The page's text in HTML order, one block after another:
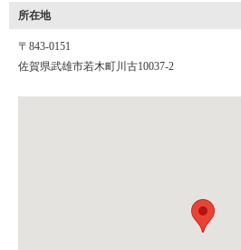
所在地
〒843-0151
佐賀県武雄市若木町川古10037-2